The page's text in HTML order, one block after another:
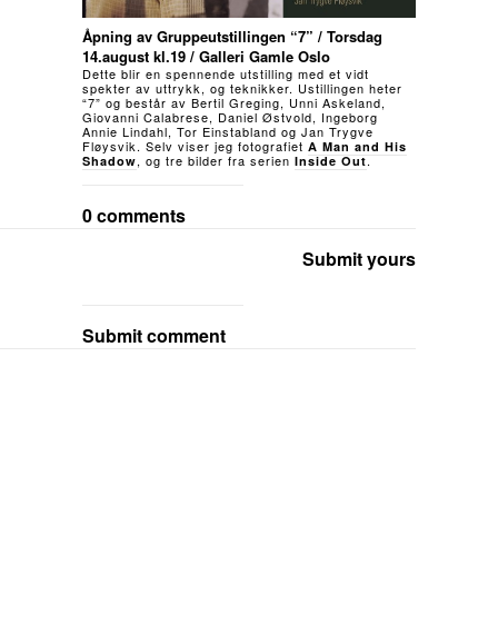
Åpning av Gruppeutstillingen “7” / Torsdag
14.august kl.19 / Galleri Gamle Oslo
Dette blir en spennende utstilling med et vidt
spekter av uttrykk, og teknikker. Ustillingen heter
“7” og består av Bertil Greging, Unni Askeland,
Giovanni Calabrese, Daniel Østvold, Ingeborg
Annie Lindahl, Tor Einstabland og Jan Trygve
Fløysvik. Selv viser jeg fotografiet A Man and His
Shadow, og tre bilder fra serien Inside Out.
0 comments
Submit yours
Submit comment